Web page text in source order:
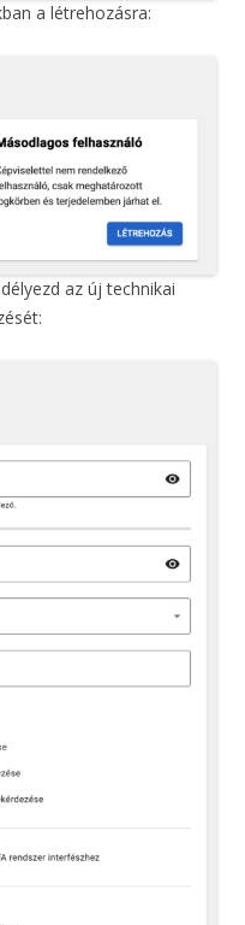
a létrehozásra:
az új technikai